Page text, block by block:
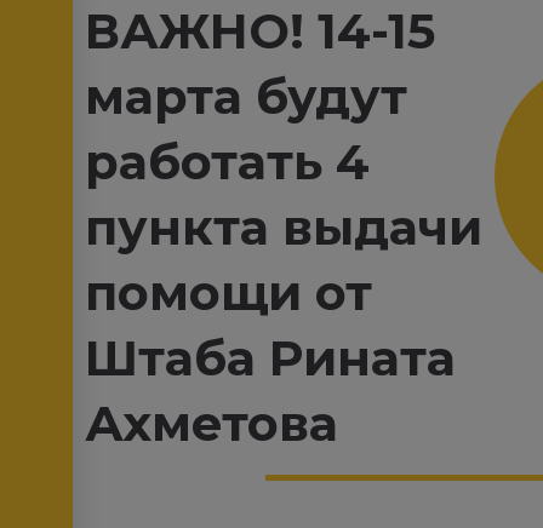
ВАЖНО! 14-15
марта будут
работать 4
пункта выдачи
помощи от
Штаба Рината
Ахметова